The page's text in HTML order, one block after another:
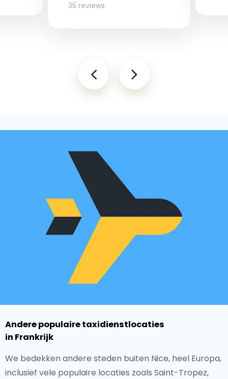
35 reviews
Andere populaire taxidienstlocaties
in Frankrijk
We bedekken andere steden buiten Nice, heel Europa,
inclusief vele populaire locaties zoals Saint-Tropez,